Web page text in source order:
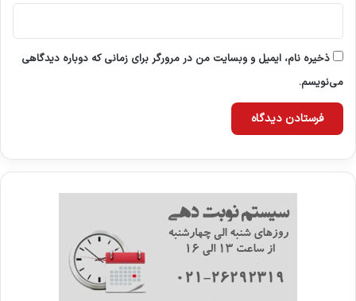
ذخیره نام، ایمیل و وبسایت من در مرورگر برای زمانی که دوباره دیدگاهی
می‌نویسم.